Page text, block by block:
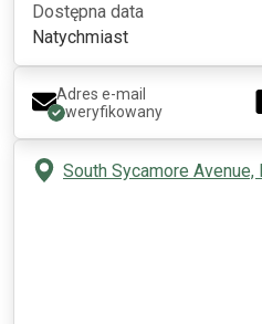
Dostępna data
Natychmiast
Adres e-mail
zweryfikowany
South Sycamore Avenue,